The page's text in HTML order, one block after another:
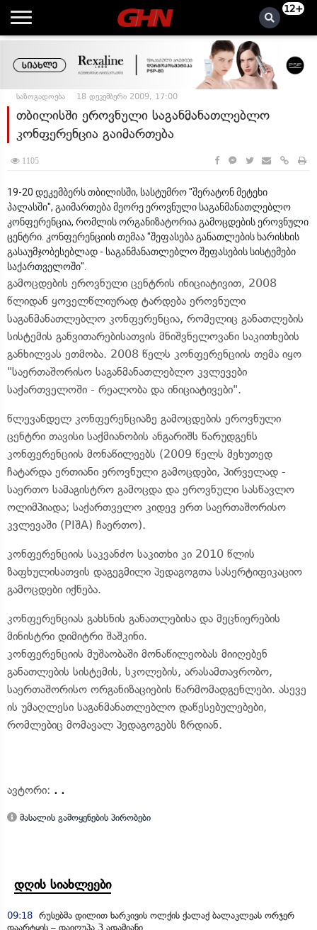
12+
საზოგადოება 18 დეკემბერი 2009, 17:00
თბილისში ეროვნული საგანმანათლებლო
კონფერენცია გაიმართება
1105
19-20 დეკემბერს თბილისში, სასტუმრო "შერატონ მეტეხი
პალასში", გაიმართება მეორე ეროვნული საგანმანათლებლო
კონფერენცია, რომლის ორგანიზატორია გამოცდების ეროვნული
ცენტრი. კონფერენციის თემაა "შეფასება განათლების ხარისხის
გასაუმჯობესებლად - საგანმანათლებლო შეფასების სისტემები
საქართველოში".
გამოცდების ეროვნული ცენტრის ინიციატივით, 2008
წლიდან ყოველწლიურად ტარდება ეროვნული
საგანმანათლებლო კონფერენცია, რომელიც განათლების
სისტემის განვითარებისათვის მნიშვნელოვანი საკითხების
განხილვას ეთმობა. 2008 წელს კონფერენციის თემა იყო
"საერთაშორისო საგანმანათლებლო კვლევები
საქართველოში - რეალობა და ინიციატივები".
წლევანდელ კონფერენციაზე გამოცდების ეროვნული
ცენტრი თავისი საქმიანობის ანგარიშს წარუდგენს
კონფერენციის მონაწილეებს (2009 წელს მეხუთედ
ჩატარდა ერთიანი ეროვნული გამოცდები, პირველად -
საერთო სამაგისტრო გამოცდა და ეროვნული სასწავლო
ოლიმპიადა; საქართველო კიდევ ერთ საერთაშორისო
კვლევაში (PIშA) ჩაერთო).
კონფერენციის საკვანძო საკითხი კი 2010 წლის
ზაფხულისათვის დაგეგმილი პედაგოგთა სასერტიფიკაციო
გამოცდები იქნება.
კონფერენციას გახსნის განათლებისა და მეცნიერების
მინისტრი დიმიტრი შაშკინი.
კონფერენციის მუშაობაში მონაწილეობას მიიღებენ
განათლების სისტემის, სკოლების, არასამთავრობო,
საერთაშორისო ორგანიზაციების წარმომადგენლები. ასევე
ის უმაღლესი საგანმანათლებლო დაწესებულებები,
რომლებიც მომავალ პედაგოგებს ზრდიან.
ავტორი: . .
მასალის გამოყენების პირობები
დღის სიახლეები
09:18 რუსებმა დილით ხარკივის ოლქის ქალაქ ბალაკლეას ორჯერ
დაარტყეს – დაიღუპა 3 ადამიანი